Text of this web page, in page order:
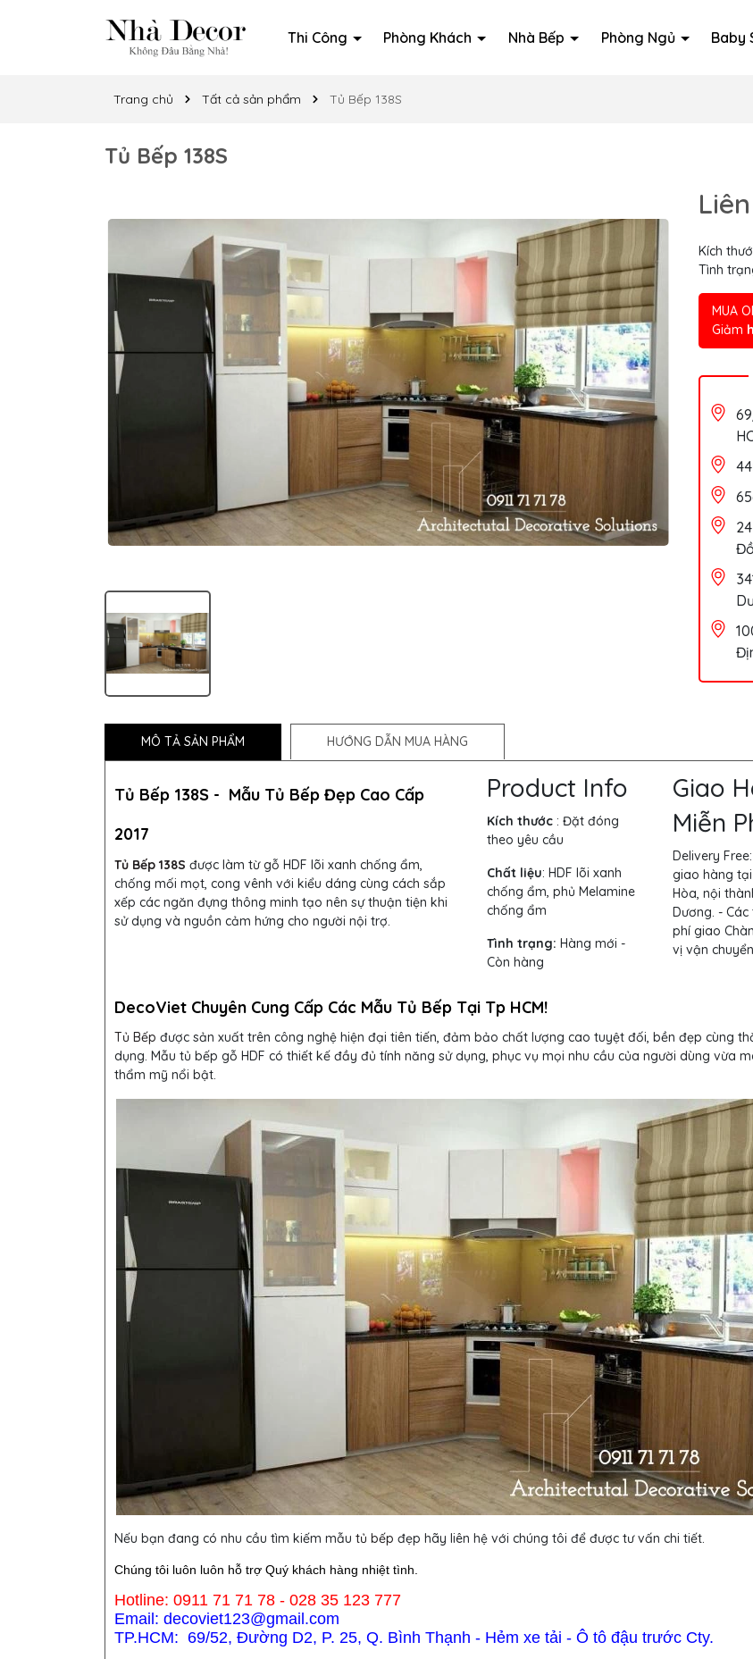
Thi Công Phòng Khách Nhà Bếp Phòng Ngủ Baby
Trang chủ Tất cả sản phẩm Tủ Bếp 138S
Tủ Bếp 138S
Kích
Tình
MUA
Giảm
MÔ TẢ SẢN PHẨM HƯỚNG DẪN MUA HÀNG
Tủ Bếp 138S - Mẫu Tủ Bếp Đẹp Cao Cấp
2017
Tủ Bếp 138S được làm từ gỗ HDF lõi xanh chống ẩm,
chống mối mọt, cong vênh với kiểu dáng cùng cách sắp
xếp các ngăn đựng thông minh tạo nên sự thuận tiện khi
sử dụng và nguồn cảm hứng cho người nội trợ.
Product Info
Kích thước : Đặt đóng
theo yêu cầu
Chất liệu: HDF lõi xanh
chống ẩm, phủ Melamine
chống ẩm
Tình trạng: Hàng mới -
Còn hàng
Giao
Miễn
Delivery Free:
giao hàng tại
Hòa, nội
Dương. -
phí giao
vị vận
DecoViet Chuyên Cung Cấp Các Mẫu Tủ Bếp Tại Tp HCM!
Tủ Bếp được sản xuất trên công nghệ hiện đại tiên tiến, đảm bảo chất lượng cao tuyệt đối, bền đẹp cùng
dụng. Mẫu tủ bếp gỗ HDF có thiết kế đầy đủ tính năng sử dụng, phục vụ mọi nhu cầu của người dùng vừa
thẩm mỹ nổi bật.
Nếu bạn đang có nhu cầu tìm kiếm mẫu tủ bếp đẹp hãy liên hệ với chúng tôi để được tư vấn chi tiết.
Chúng tôi luôn luôn hỗ trợ Quý khách hàng nhiệt tình.
Hotline: 0911 71 71 78 - 028 35 123 777
Email: decoviet123@gmail.com
TP.HCM: 69/52, Đường D2, P. 25, Q. Bình Thạnh - Hẻm xe tải - Ô tô đậu trước Cty.